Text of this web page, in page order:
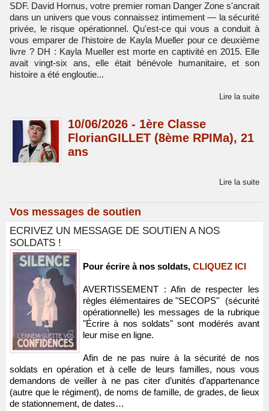
SDF. David Hornus, votre premier roman Danger Zone s'ancrait
dans un univers que vous connaissez intimement — la sécurité
privée, le risque opérationnel. Qu'est-ce qui vous a conduit à
vous emparer de l'histoire de Kayla Mueller pour ce deuxième
livre ? DH : Kayla Mueller est morte en captivité en 2015. Elle
avait vingt-six ans, elle était bénévole humanitaire, et son
histoire a été engloutie...
Lire la suite
10/06/2026 - 1ère Classe
FlorianGILLET (8ème RPIMa), 21
ans
Lire la suite
Vos messages de soutien
ECRIVEZ UN MESSAGE DE SOUTIEN A NOS
SOLDATS !
Pour écrire à nos soldats, CLIQUEZ ICI
AVERTISSEMENT : Afin de respecter les
règles élémentaires de "SECOPS" (sécurité
opérationnelle) les messages de la rubrique
"Écrire à nos soldats" sont modérés avant
leur mise en ligne.
Afin de ne pas nuire à la sécurité de nos
soldats en opération et à celle de leurs familles, nous vous
demandons de veiller à ne pas citer d’unités d’appartenance
(autre que le régiment), de noms de famille, de grades, de lieux
de stationnement, de dates…